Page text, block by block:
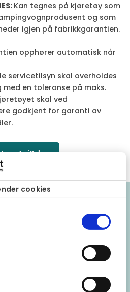
cookies
Kan tegnes på kjøretøy som
og som
igjen på fabrikkgarantien.
opphører automatisk når
servicetilsyn skal overholdes
en toleranse på maks.
skal ved
godkjent for garanti av
ned vilkår
av
og som har minst 6